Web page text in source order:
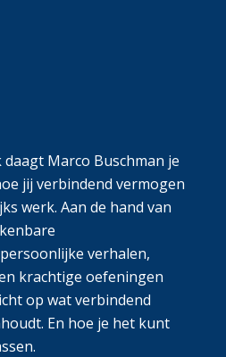
Marco Buschman je
jij verbindend vermogen
werk. Aan de hand van
verhalen,
krachtige oefeningen
op wat verbindend
En hoe je het kunt